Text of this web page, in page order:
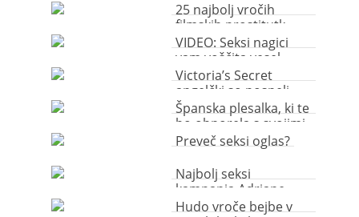
25 najbolj vročih
filmskih prostitutk
vseh časov
VIDEO: Seksi nagici
vam voščita vesel
božič
Victoria’s Secret
angelčki so posneli
seksi božično voščilo
Španska plesalka, ki te
bo obnorela s svojimi
joški
Preveč seksi oglas?
Najbolj seksi
kampanja Adriane
Lima do zdaj?
Hudo vroče bejbe v